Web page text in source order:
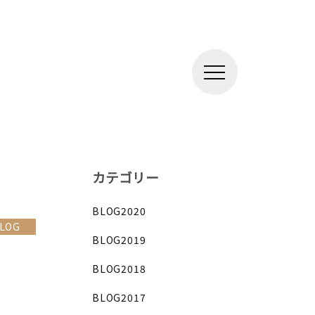
カテゴリー
BLOG2020
BLOG2019
BLOG2018
BLOG2017